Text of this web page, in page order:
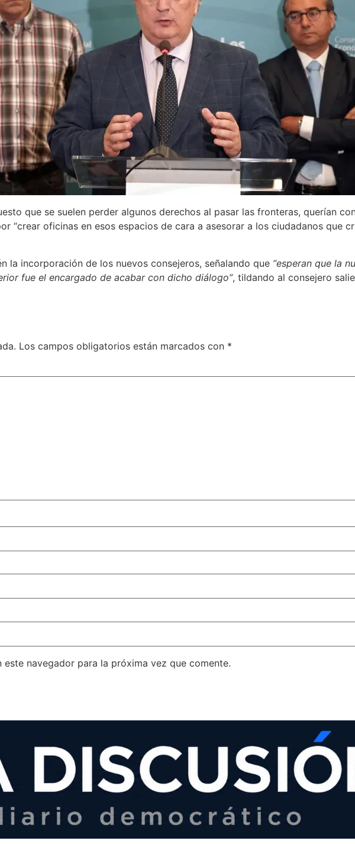
que se suelen perder algunos derechos al pasar las fronteras, querían
“crear oficinas en esos espacios de cara a asesorar a los ciudadanos que
la incorporación de los nuevos consejeros, señalando que “esperan que la
fue el encargado de acabar con dicho diálogo”, tildando al consejero
Los campos obligatorios están marcados con *
navegador para la próxima vez que comente.